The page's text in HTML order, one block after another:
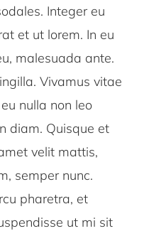
Integer eu
et ut lorem. In eu
malesuada ante.
Vivamus vitae
nulla non leo
diam. Quisque et
velit mattis,
semper nunc.
pharetra, et
ut mi sit